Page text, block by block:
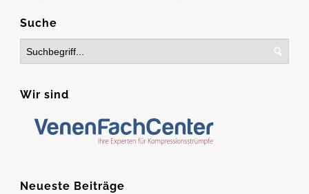
Suche
Wir sind
Neueste Beiträge